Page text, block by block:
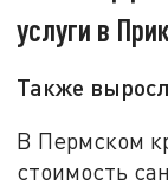
услуги в
Также
В Пермском
стоимость